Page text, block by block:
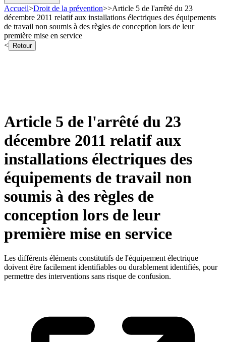
Accueil>Droit de la prévention>>Article 5 de l'arrêté du 23
décembre 2011 relatif aux installations électriques des équipements
de travail non soumis à des règles de conception lors de leur
première mise en service
<
Retour
Article 5 de l'arrêté du 23
décembre 2011 relatif aux
installations électriques des
équipements de travail non
soumis à des règles de
conception lors de leur
première mise en service
Les différents éléments constitutifs de l'équipement électrique
doivent être facilement identifiables ou durablement identifiés, pour
permettre des interventions sans risque de confusion.